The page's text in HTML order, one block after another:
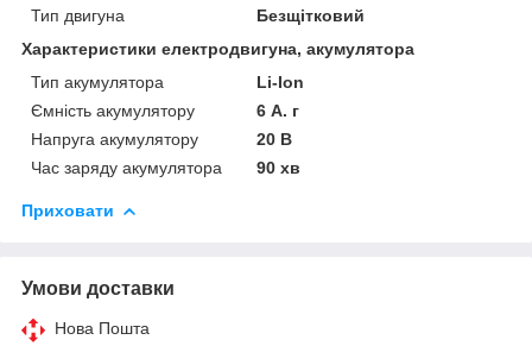
Тип двигуна
Безщітковий
Характеристики електродвигуна, акумулятора
Тип акумулятора
Li-Ion
Ємність акумулятору
6 А. г
Напруга акумулятору
20 В
Час заряду акумулятора
90 хв
Приховати
Умови доставки
Нова Пошта